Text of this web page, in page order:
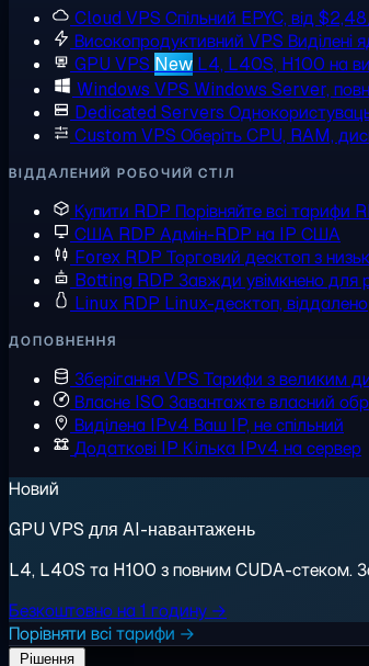
Cloud VPS Спільний EPYC, від
Високопродуктивний VPS Виділені
GPU VPS New L4, L40S, H100 на
Windows VPS Windows Server,
Dedicated Servers
Custom VPS Оберіть CPU, RAM,
ВІДДАЛЕНИЙ РОБОЧИЙ СТІЛ
Купити RDP Порівняйте всі тарифи
США RDP Адмін-RDP на IP США
Forex RDP Торговий десктоп з
Botting RDP Завжди увімкнено для
Linux RDP Linux-десктоп, віддалено
ДОПОВНЕННЯ
Зберігання VPS Тарифи з великим
Власне ISO Завантажте власний
Виділена IPv4 Ваш IP, не спільний
Додаткові IP Кілька IPv4 на сервер
Новий
GPU VPS для AI-навантажень
L4, L40S та H100 з повним CUDA-стеком.
Безкоштовно на 1 годину →
Порівняти всі тарифи →